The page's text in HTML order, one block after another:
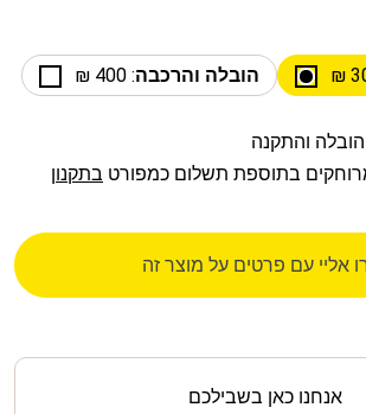
הובלה והרכבה: 400 ₪
הובלה והתקנה
בתוספת תשלום כמפורט בתקנון
אליי עם פרטים על מוצר זה
אנחנו כאן בשבילכם